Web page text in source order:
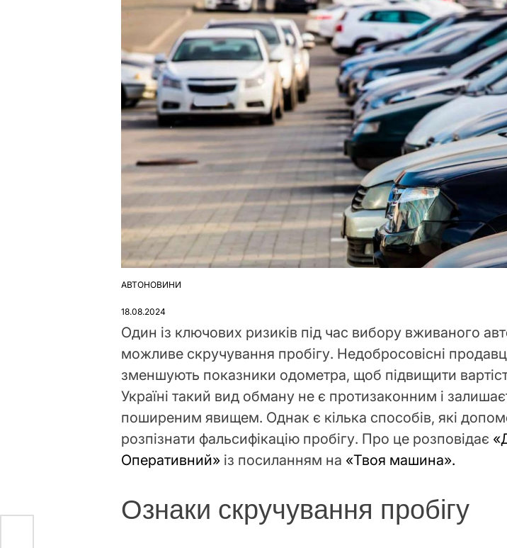
ОПУБЛІКУВАТИ
АВТОНОВИНИ
18.08.2024
Один із ключових ризиків під час вибору вживаного
можливе скручування пробігу. Недобросовісні
зменшують показники одометра, щоб підвищити
Україні такий вид обману не є протизаконним і
поширеним явищем. Однак є кілька способів, які
розпізнати фальсифікацію пробігу. Про це розповідає
Оперативний» із посиланням на «Твоя машина».
Ознаки скручування пробігу